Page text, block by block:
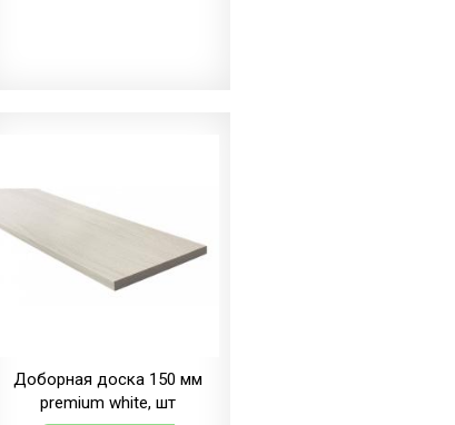
Доборная доска 150 мм
premium white, шт